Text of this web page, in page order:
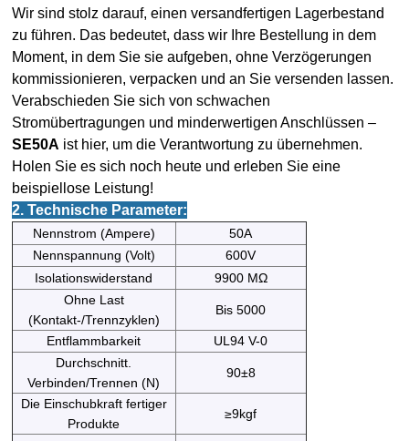
Wir sind stolz darauf, einen versandfertigen Lagerbestand
zu führen. Das bedeutet, dass wir Ihre Bestellung in dem
Moment, in dem Sie sie aufgeben, ohne Verzögerungen
kommissionieren, verpacken und an Sie versenden lassen.
Verabschieden Sie sich von schwachen
Stromübertragungen und minderwertigen Anschlüssen –
SE50A ist hier, um die Verantwortung zu übernehmen.
Holen Sie es sich noch heute und erleben Sie eine
beispiellose Leistung!
2. Technische Parameter:
Nennstrom (Ampere)
50A
Nennspannung (Volt)
600V
Isolationswiderstand
9900 MΩ
Ohne Last
(Kontakt-/Trennzyklen)
Bis 5000
Entflammbarkeit
UL94 V-0
Durchschnitt.
Verbinden/Trennen (N)
90±8
Die Einschubkraft fertiger
Produkte
≥9kgf